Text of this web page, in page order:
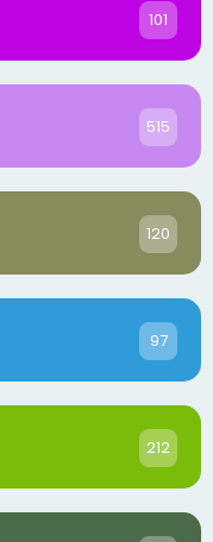
101
515
120
97
212